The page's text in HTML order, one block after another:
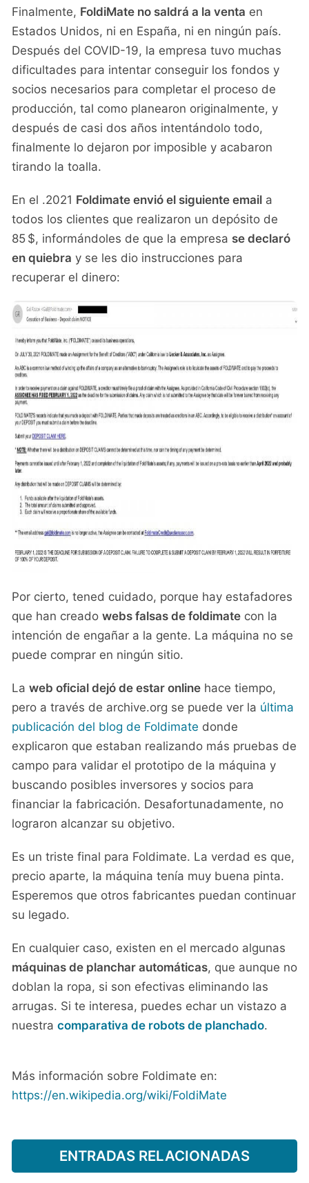
Finalmente, FoldiMate no saldrá a la venta en
Estados Unidos, ni en España, ni en ningún país.
Después del COVID-19, la empresa tuvo muchas
dificultades para intentar conseguir los fondos y
socios necesarios para completar el proceso de
producción, tal como planearon originalmente, y
después de casi dos años intentándolo todo,
finalmente lo dejaron por imposible y acabaron
tirando la toalla.
En el .2021 Foldimate envió el siguiente email a
todos los clientes que realizaron un depósito de
85 $, informándoles de que la empresa se declaró
en quiebra y se les dio instrucciones para
recuperar el dinero:
Por cierto, tened cuidado, porque hay estafadores
que han creado webs falsas de foldimate con la
intención de engañar a la gente. La máquina no se
puede comprar en ningún sitio.
La web oficial dejó de estar online hace tiempo,
pero a través de archive.org se puede ver la última
publicación del blog de Foldimate donde
explicaron que estaban realizando más pruebas de
campo para validar el prototipo de la máquina y
buscando posibles inversores y socios para
financiar la fabricación. Desafortunadamente, no
lograron alcanzar su objetivo.
Es un triste final para Foldimate. La verdad es que,
precio aparte, la máquina tenía muy buena pinta.
Esperemos que otros fabricantes puedan continuar
su legado.
En cualquier caso, existen en el mercado algunas
máquinas de planchar automáticas, que aunque no
doblan la ropa, si son efectivas eliminando las
arrugas. Si te interesa, puedes echar un vistazo a
nuestra comparativa de robots de planchado.
Más información sobre Foldimate en:
https://en.wikipedia.org/wiki/FoldiMate
ENTRADAS RELACIONADAS